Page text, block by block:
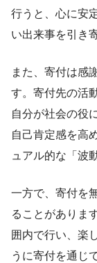
行うと、心に安
い出来事を引き
また、寄付は感
す。寄付先の活
自分が社会の役
自己肯定感を高
ュアル的な「波
一方で、寄付を
ることがありま
囲内で行い、楽
うに寄付を通じ